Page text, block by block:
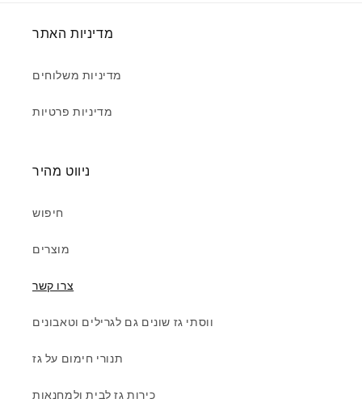
מדיניות האתר
מדיניות משלוחים
מדיניות פרטיות
ניווט מהיר
חיפוש
מוצרים
צרו קשר
ווסתי גז שונים גם לגרילים וטאבונים
תנורי חימום על גז
כירות גז לבית ולמחנאות